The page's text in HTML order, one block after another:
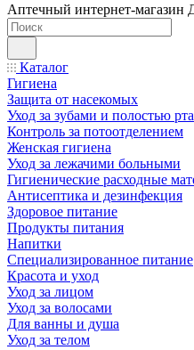
Аптечный интернет-магазин
Каталог
Гигиена
Защита от насекомых
Уход за зубами и полостью рта
Контроль за потоотделением
Женская гигиена
Уход за лежачими больными
Гигиенические расходные
Антисептика и дезинфекция
Здоровое питание
Продукты питания
Напитки
Специализированное питание
Красота и уход
Уход за лицом
Уход за волосами
Для ванны и душа
Уход за телом